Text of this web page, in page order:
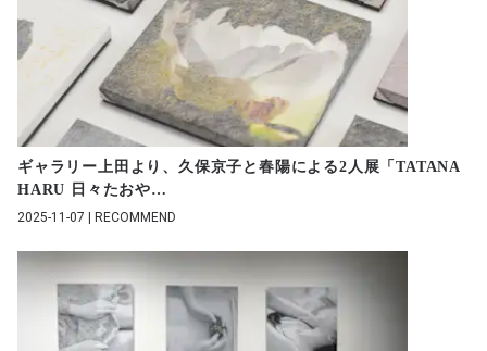
ギャラリー上田より、久保京子と春陽による2人展「TATANA
HARU 日々たおや…
2025-11-07 | RECOMMEND